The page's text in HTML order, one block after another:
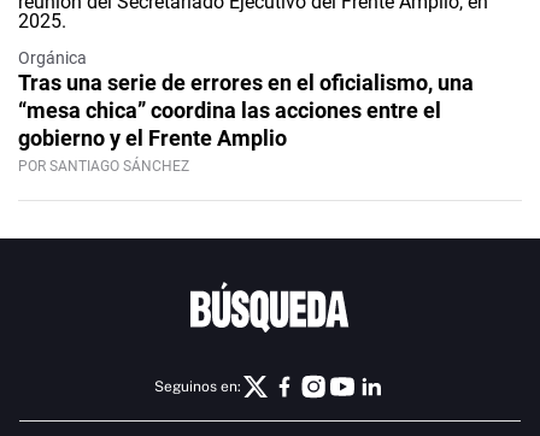
Orgánica
Tras una serie de errores en el oficialismo, una
“mesa chica” coordina las acciones entre el
gobierno y el Frente Amplio
POR SANTIAGO SÁNCHEZ
Seguinos en: